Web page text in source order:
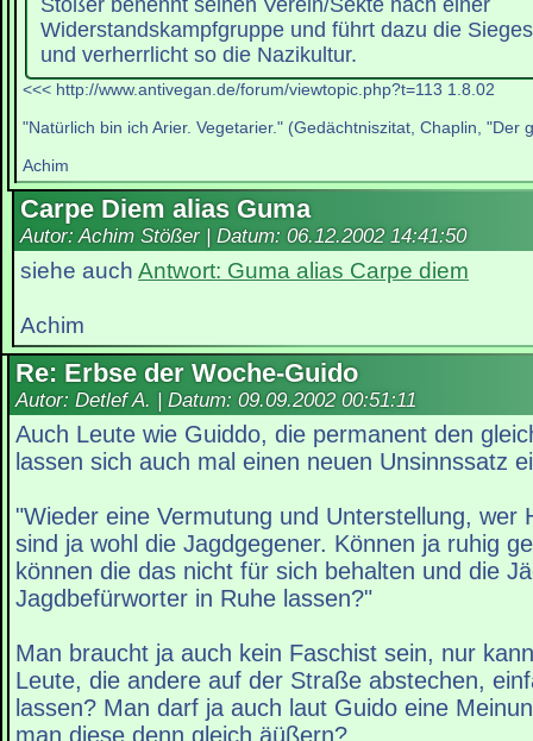
Widerstandskampfgruppe und führt dazu die
und verherrlicht so die Nazikultur.
<<< http://www.antivegan.de/forum/viewtopic.php?t=113 1.8.02
"Natürlich bin ich Arier. Vegetarier." (Gedächtniszitat, Chaplin, "Der
Achim
Carpe Diem alias Guma
Autor: Achim Stößer | Datum: 06.12.2002 14:41:50
siehe auch Antwort: Guma alias Carpe diem
Achim
Re: Erbse der Woche-Guido
Autor: Detlef A. | Datum: 09.09.2002 00:51:11
Auch Leute wie Guiddo, die permanent den
lassen sich auch mal einen neuen Unsinnssatz
"Wieder eine Vermutung und Unterstellung, wer
sind ja wohl die Jagdgegener. Können ja ruhig
können die das nicht für sich behalten und die
Jagdbefürworter in Ruhe lassen?"
Man braucht ja auch kein Faschist sein, nur
Leute, die andere auf der Straße abstechen,
lassen? Man darf ja auch laut Guido eine
man diese denn gleich äüßern?